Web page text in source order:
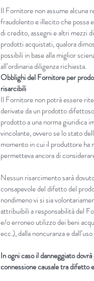
Il Fornitore non assume alcuna
fraudolento e illecito che possa
di credito, assegni e altri mezzi
prodotti acquistati, qualora
possibili in base alla miglior
all’ordinaria diligenza richiesta.
Obblighi del Fornitore per
risarcibili
Il Fornitore non potrà essere
derivate da un prodotto
prodotto a una norma giuridica
vincolante, ovvero se lo stato
momento in cui il produttore ha
permetteva ancora di
Nessun risarcimento sarà
consapevole del difetto del
nondimeno vi si sia
attribuibili a responsabilità del
e/o erroneo utilizzo dei beni
ecc.), dalla noncuranza e
In ogni caso il danneggiato
connessione causale tra difetto